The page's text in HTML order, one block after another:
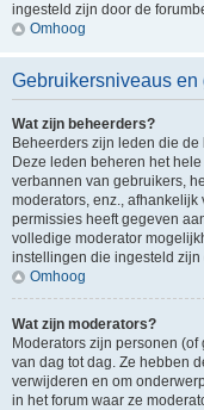
ingesteld zijn door de
Omhoog
Gebruikersniveaus en
Wat zijn beheerders?
Beheerders zijn leden die
Deze leden beheren het
verbannen van gebruikers,
moderators, enz.,
permissies heeft gegeven
volledige moderator
instellingen die ingesteld zijn
Omhoog
Wat zijn moderators?
Moderators zijn personen
van dag tot dag. Ze hebben
verwijderen en om
in het forum waar ze